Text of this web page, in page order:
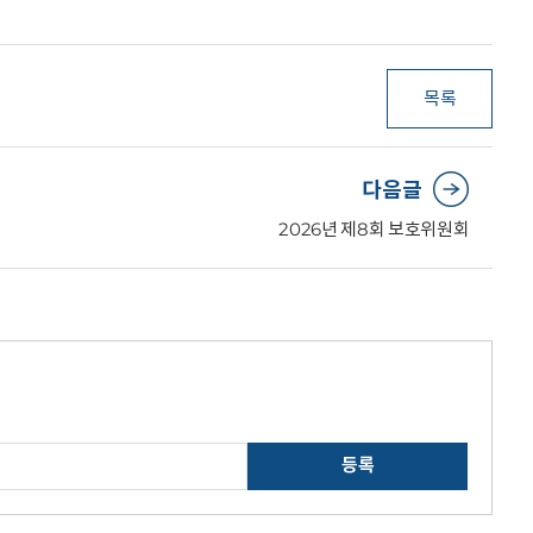
목록
다음글
2026년 제8회 보호위원회
등록